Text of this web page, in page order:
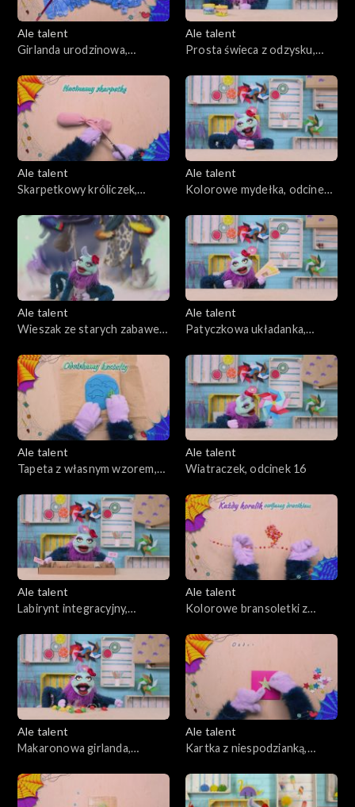
Ale talent
Girlanda urodzinowa,
Ale talent
Prosta świeca z odzysku,
Ale talent
Skarpetkowy króliczek,
Ale talent
Kolorowe mydełka, odcinek
Ale talent
Wieszak ze starych zabawek,
Ale talent
Patyczkowa układanka,
Ale talent
Tapeta z własnym wzorem,
Ale talent
Wiatraczek, odcinek 16
Ale talent
Labirynt integracyjny,
Ale talent
Kolorowe bransoletki z
Ale talent
Makaronowa girlanda,
Ale talent
Kartka z niespodzianką,